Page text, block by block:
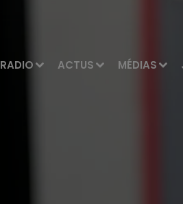
RADIO ACTUS MÉDIAS